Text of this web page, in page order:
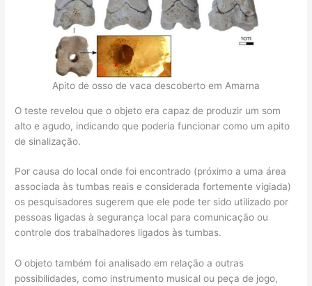
Apito de osso de vaca descoberto em Amarna
O teste revelou que o objeto era capaz de produzir um som
alto e agudo, indicando que poderia funcionar como um apito
de sinalização.
Por causa do local onde foi encontrado (próximo a uma área
associada às tumbas reais e considerada fortemente vigiada)
os pesquisadores sugerem que ele pode ter sido utilizado por
pessoas ligadas à segurança local para comunicação ou
controle dos trabalhadores ligados às tumbas.
O objeto também foi analisado em relação a outras
possibilidades, como instrumento musical ou peça de jogo,